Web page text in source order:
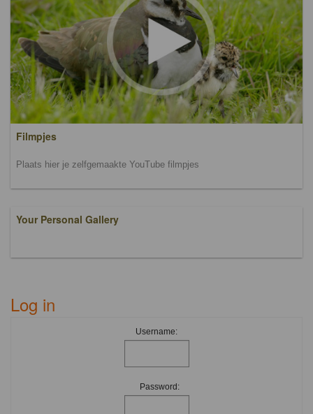
Filmpjes
Plaats hier je zelfgemaakte YouTube filmpjes
Your Personal Gallery
Log in
Username:
Password: